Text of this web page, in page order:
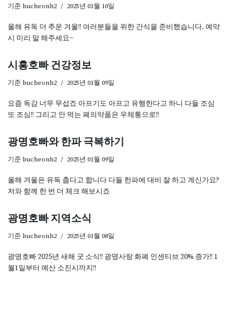
기준 bucheonh2 2025년 01월 10일
올해 유독 더 추운 겨울!! 여러분들을 위한 간식을 준비했습니다. 예약
시 미리 말 해주세요~
시흥호빠 건강정보
기준 bucheonh2 2025년 01월 09일
요즘 독감 너무 무섭죠 아프기도 아프고 유행한다고 하니 다들 조심
또 조심!! 그리고 안 먹는 폐의약품은 우체통으로!!
광명호빠와 한파 극복하기
기준 bucheonh2 2025년 01월 09일
올해 겨울은 유독 춥다고 합니다 다들 한파에 대비 잘 하고 계신가요?
저와 함께 한 번 더 체크 해보시죠
광명호빠 지역소식
기준 bucheonh2 2025년 01월 08일
광명호빠 2025년 새해 굿 소식!! 광명사랑 화폐 인센티브 20% 증가!! 1
월1일부터 예산 소진시까지!!